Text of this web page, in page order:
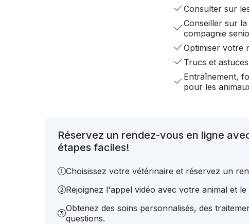
Consulter sur
Conseiller sur
compagnie
Optimiser votre
Trucs et
Entraînement,
pour les
Réservez un rendez-vous en ligne
étapes faciles!
Choisissez votre vétérinaire et réservez un
Rejoignez l'appel vidéo avec votre animal et
Obtenez des soins personnalisés, des
questions.